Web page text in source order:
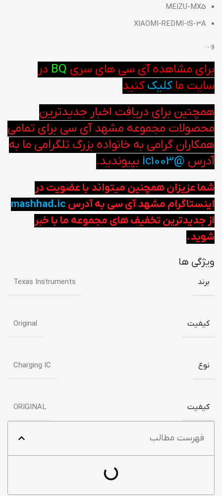
MEIZU-MX5
XIAOMI-REDMI-1S-3A
و…
برای مشاهده آی سی های سری BQ در
سایت ماکلیک کنید
همچنین برای دریافت اخبار جدیدترین
محصولات مجموعه مشهد آی سی برای تمامی
همکاران گرامی به خانواده بزرگ تلگرامی ما به
آدرس @ic1003 بپیوندید.
شما عزیزان همچنین میتواند با عضویت در
اینستاگرام مشهد آی سی به آدرس mashhad.ic
از جدیدترین تخفیف های مجموعه ما با خبر
شوید.
ویژگی ها
برند Texas Instruments
کیفیت Original
نوع Charging IC
کیفیت ORIGINAL
فهرست مطالب